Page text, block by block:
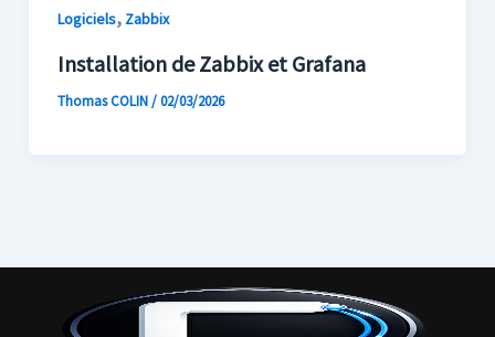
Logiciels, Zabbix
Installation de Zabbix et Grafana
Thomas COLIN/02/03/2026